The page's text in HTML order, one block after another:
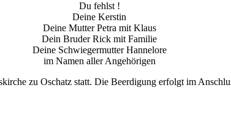
Du fehlst !
Deine Kerstin
Deine Mutter Petra mit Klaus
Dein Bruder Rick mit Familie
Deine Schwiegermutter Hannelore
im Namen aller Angehörigen
zu Oschatz statt. Die Beerdigung erfolgt im